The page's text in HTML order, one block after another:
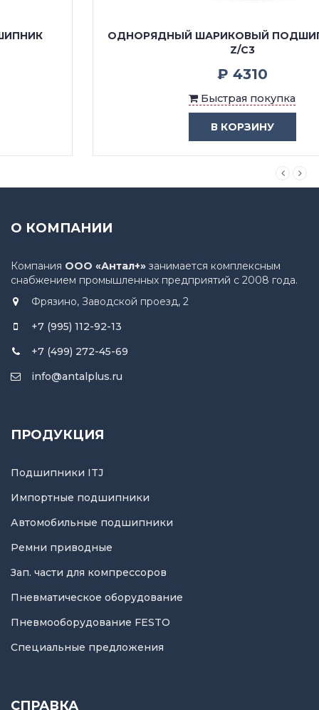
ОДНОРЯДНЫЙ ШАРИКОВЫЙ ПОДШИПНИК 6306
Быстрая покупка
О КОМПАНИИ
Компания ООО «Антал+» занимается комплексным
снабжением промышленных предприятий с 2008 года.
Фрязино, Заводской проезд, 2
+7 (995) 112-92-13
+7 (499) 272-45-69
info@antalplus.ru
ПРОДУКЦИЯ
Подшипники ITJ
Импортные подшипники
Автомобильные подшипники
Ремни приводные
Зап. части для компрессоров
Пневматическое оборудование
Пневмооборудование FESTO
Специальные предложения
СПРАВКА